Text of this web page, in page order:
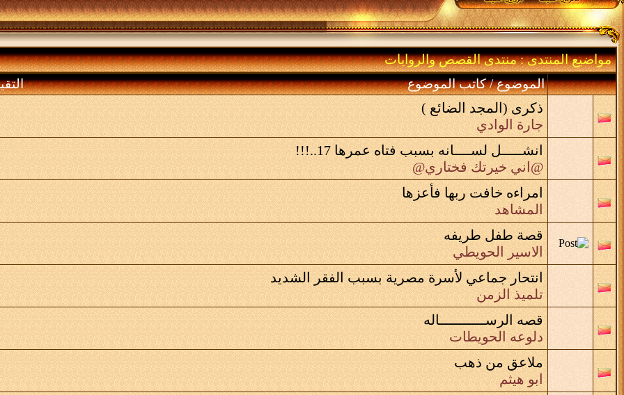
مواضيع المنتدى: منتدى القصص والروايات
الموضوع/كاتب الموضوع
ذكرى (المجد الضائع )
جارة الوادي
انشـــــل لســــانه بسبب فتاه عمرها 17..!!!
@اني خيرتك فختاري@
امراءه خافت ربها فأعزها
المشاهد
قصة طفل طريفه
الاسير الحويطي
انتحار جماعي لأسرة مصرية بسبب الفقر الشديد
تلميذ الزمن
قصه الرســـــــــــاله
دلوعه الحويطات
ملاعق من ذهب
ابو هيثم